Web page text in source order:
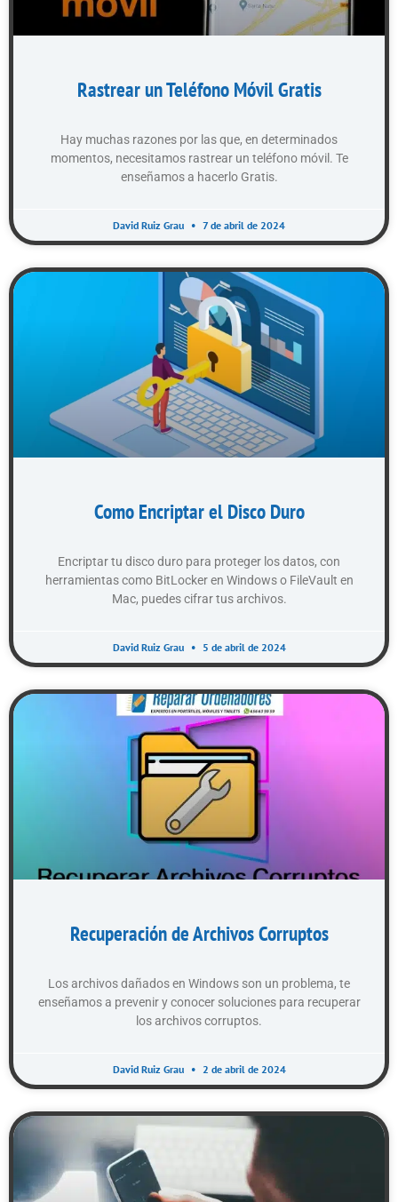
Rastrear un Teléfono Móvil Gratis
Hay muchas razones por las que, en determinados
momentos, necesitamos rastrear un teléfono móvil. Te
enseñamos a hacerlo Gratis.
David Ruiz Grau 7 de abril de 2024
Como Encriptar el Disco Duro
Encriptar tu disco duro para proteger los datos, con
herramientas como BitLocker en Windows o FileVault en
Mac, puedes cifrar tus archivos.
David Ruiz Grau 5 de abril de 2024
Recuperación de Archivos Corruptos
Los archivos dañados en Windows son un problema, te
enseñamos a prevenir y conocer soluciones para recuperar
los archivos corruptos.
David Ruiz Grau 2 de abril de 2024